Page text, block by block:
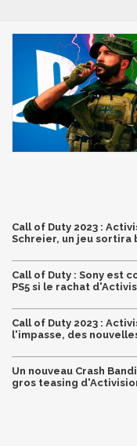
Call of Duty 2023 :
Schreier, un jeu sortira
Call of Duty : Sony est
PS5 si le rachat
Call of Duty 2023 :
l'impasse, des
Un nouveau Crash
gros teasing